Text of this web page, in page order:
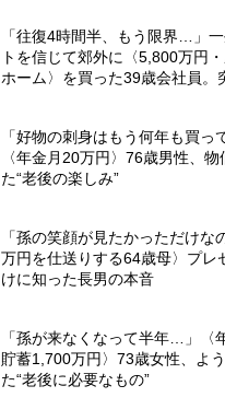
「往復4時間半、もう限界…」
トを信じて郊外に〈5,800万円
ホーム〉を買った39歳会社員。
「好物の刺身はもう何年も買っ
〈年金月20万円〉76歳男性、
た“老後の楽しみ”
「孫の笑顔が見たかっただけ
万円を仕送りする64歳母〉プレ
けに知った長男の本音
「孫が来なくなって半年…」〈
貯蓄1,700万円〉73歳女性、よ
た“老後に必要なもの”